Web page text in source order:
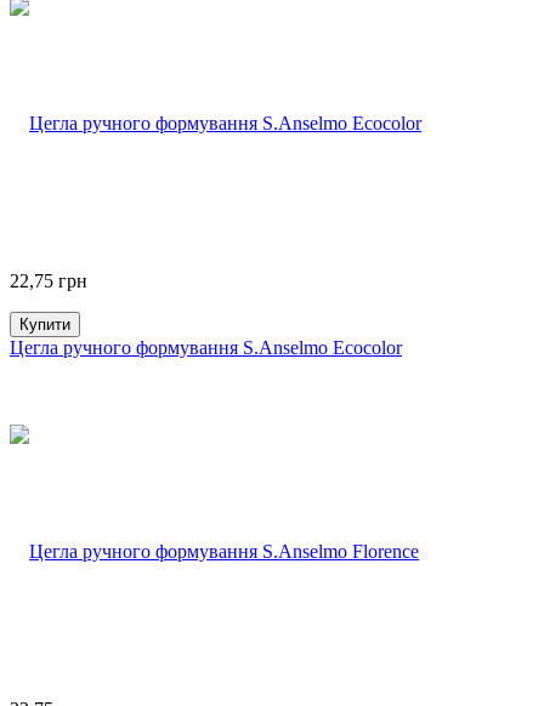
22,75 грн
Купити
Цегла ручного формування S.Anselmo Ecocolor